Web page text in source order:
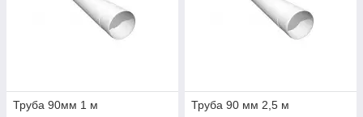
Труба 90мм 1 м
Труба 90 мм 2,5 м